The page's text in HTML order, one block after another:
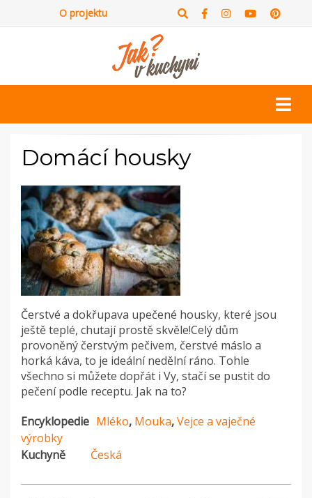
O projektu
Domácí housky
Čerstvé a dokřupava upečené housky, které jsou
ještě teplé, chutají prostě skvěle!Celý dům
provoněný čerstvým pečivem, čerstvé máslo a
horká káva, to je ideální nedělní ráno. Tohle
všechno si můžete dopřát i Vy, stačí se pustit do
pečení podle receptu. Jak na to?
Encyklopedie Mléko, Mouka,Vejce a vaječné
výrobky
Kuchyně
Česká